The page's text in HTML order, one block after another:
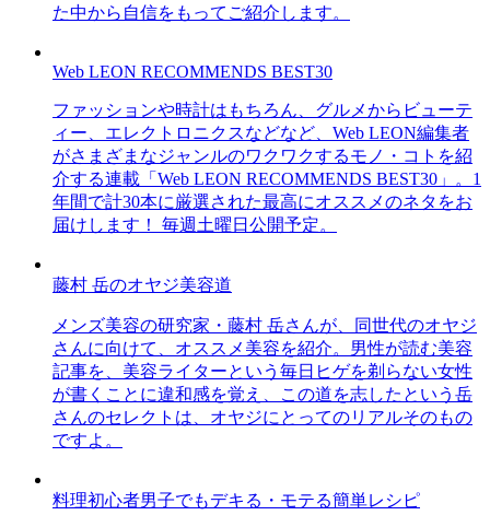
た中から自信をもってご紹介します。
Web LEON RECOMMENDS BEST30
ファッションや時計はもちろん、グルメからビューテ
ィー、エレクトロニクスなどなど、Web LEON編集者
がさまざまなジャンルのワクワクするモノ・コトを紹
介する連載「Web LEON RECOMMENDS BEST30」。1
年間で計30本に厳選された最高にオススメのネタをお
届けします！ 毎週土曜日公開予定。
藤村 岳のオヤジ美容道
メンズ美容の研究家・藤村 岳さんが、同世代のオヤジ
さんに向けて、オススメ美容を紹介。男性が読む美容
記事を、美容ライターという毎日ヒゲを剃らない女性
が書くことに違和感を覚え、この道を志したという岳
さんのセレクトは、オヤジにとってのリアルそのもの
ですよ。
料理初心者男子でもデキる・モテる簡単レシピ